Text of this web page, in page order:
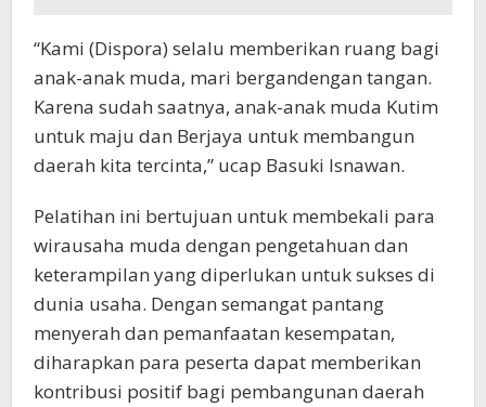
“Kami (Dispora) selalu memberikan ruang bagi
anak-anak muda, mari bergandengan tangan.
Karena sudah saatnya, anak-anak muda Kutim
untuk maju dan Berjaya untuk membangun
daerah kita tercinta,” ucap Basuki Isnawan.
Pelatihan ini bertujuan untuk membekali para
wirausaha muda dengan pengetahuan dan
keterampilan yang diperlukan untuk sukses di
dunia usaha. Dengan semangat pantang
menyerah dan pemanfaatan kesempatan,
diharapkan para peserta dapat memberikan
kontribusi positif bagi pembangunan daerah